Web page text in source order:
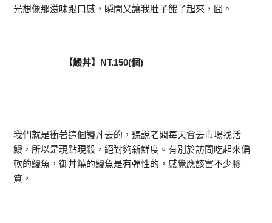
光想像那滋味跟口感，瞬間又讓我肚子餓了起來，囧。
—————–【鰻丼】NT.150(個)
我們就是衝著這個鰻丼去的，聽說老闆每天會去市場找活
鰻，所以是現點現殺，絕對夠新鮮度。有別於訪間吃起來偏
軟的鰻魚，御丼燒的鰻魚是有彈性的，感覺應該富不少膠
質，